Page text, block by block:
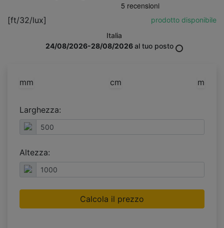
[ft/32/lux]
prodotto disponibile
Italia
24/08/2026-28/08/2026al tuo posto
mm cm m
Larghezza:
Altezza:
Calcola il prezzo